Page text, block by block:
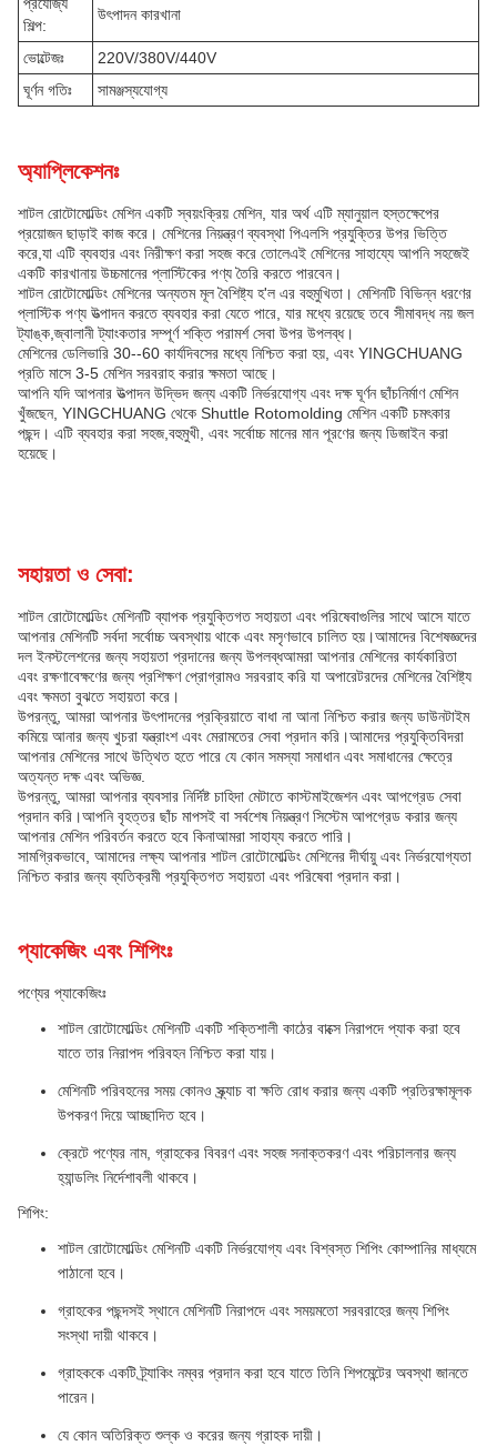
শিল্প:
উৎপাদন কারখানা
ভোল্টেজঃ
220V/380V/440V
ঘূর্ণন গতিঃ
সামঞ্জস্যযোগ্য
অ্যাপ্লিকেশনঃ
শাটল রোটোমোল্ডিং মেশিন একটি স্বয়ংক্রিয় মেশিন, যার অর্থ এটি ম্যানুয়াল হস্তক্ষেপের
প্রয়োজন ছাড়াই কাজ করে। মেশিনের নিয়ন্ত্রণ ব্যবস্থা পিএলসি প্রযুক্তির উপর ভিত্তি
করে,যা এটি ব্যবহার এবং নিরীক্ষণ করা সহজ করে তোলেএই মেশিনের সাহায্যে আপনি সহজেই
একটি কারখানায় উচ্চমানের প্লাস্টিকের পণ্য তৈরি করতে পারবেন।
শাটল রোটোমোল্ডিং মেশিনের অন্যতম মূল বৈশিষ্ট্য হ'ল এর বহুমুখিতা। মেশিনটি বিভিন্ন ধরণের
প্লাস্টিক পণ্য উত্পাদন করতে ব্যবহার করা যেতে পারে, যার মধ্যে রয়েছে তবে সীমাবদ্ধ নয় জল
ট্যাঙ্ক,জ্বালানী ট্যাংকতার সম্পূর্ণ শক্তি পরামর্শ সেবা উপর উপলব্ধ।
মেশিনের ডেলিভারি 30--60 কার্যদিবসের মধ্যে নিশ্চিত করা হয়, এবং YINGCHUANG
প্রতি মাসে 3-5 মেশিন সরবরাহ করার ক্ষমতা আছে।
আপনি যদি আপনার উত্পাদন উদ্ভিদ জন্য একটি নির্ভরযোগ্য এবং দক্ষ ঘূর্ণন ছাঁচনির্মাণ মেশিন
খুঁজছেন, YINGCHUANG থেকে Shuttle Rotomolding মেশিন একটি চমৎকার
পছন্দ। এটি ব্যবহার করা সহজ,বহুমুখী, এবং সর্বোচ্চ মানের মান পূরণের জন্য ডিজাইন করা
হয়েছে।
সহায়তা ও সেবা:
শাটল রোটোমোল্ডিং মেশিনটি ব্যাপক প্রযুক্তিগত সহায়তা এবং পরিষেবাগুলির সাথে আসে যাতে
আপনার মেশিনটি সর্বদা সর্বোচ্চ অবস্থায় থাকে এবং মসৃণভাবে চালিত হয়।আমাদের বিশেষজ্ঞদের
দল ইনস্টলেশনের জন্য সহায়তা প্রদানের জন্য উপলব্ধআমরা আপনার মেশিনের কার্যকারিতা
এবং রক্ষণাবেক্ষণের জন্য প্রশিক্ষণ প্রোগ্রামও সরবরাহ করি যা অপারেটরদের মেশিনের বৈশিষ্ট্য
এবং ক্ষমতা বুঝতে সহায়তা করে।
উপরন্তু, আমরা আপনার উৎপাদনের প্রক্রিয়াতে বাধা না আনা নিশ্চিত করার জন্য ডাউনটাইম
কমিয়ে আনার জন্য খুচরা যন্ত্রাংশ এবং মেরামতের সেবা প্রদান করি।আমাদের প্রযুক্তিবিদরা
আপনার মেশিনের সাথে উত্থিত হতে পারে যে কোন সমস্যা সমাধান এবং সমাধানের ক্ষেত্রে
অত্যন্ত দক্ষ এবং অভিজ্ঞ.
উপরন্তু, আমরা আপনার ব্যবসার নির্দিষ্ট চাহিদা মেটাতে কাস্টমাইজেশন এবং আপগ্রেড সেবা
প্রদান করি।আপনি বৃহত্তর ছাঁচ মাপসই বা সর্বশেষ নিয়ন্ত্রণ সিস্টেম আপগ্রেড করার জন্য
আপনার মেশিন পরিবর্তন করতে হবে কিনাআমরা সাহায্য করতে পারি।
সামগ্রিকভাবে, আমাদের লক্ষ্য আপনার শাটল রোটোমোল্ডিং মেশিনের দীর্ঘায়ু এবং নির্ভরযোগ্যতা
নিশ্চিত করার জন্য ব্যতিক্রমী প্রযুক্তিগত সহায়তা এবং পরিষেবা প্রদান করা।
প্যাকেজিং এবং শিপিংঃ
পণ্যের প্যাকেজিংঃ
শাটল রোটোমোল্ডিং মেশিনটি একটি শক্তিশালী কাঠের বাক্সে নিরাপদে প্যাক করা হবে
যাতে তার নিরাপদ পরিবহন নিশ্চিত করা যায়।
মেশিনটি পরিবহনের সময় কোনও স্ক্র্যাচ বা ক্ষতি রোধ করার জন্য একটি প্রতিরক্ষামূলক
উপকরণ দিয়ে আচ্ছাদিত হবে।
ক্রেটে পণ্যের নাম, গ্রাহকের বিবরণ এবং সহজ সনাক্তকরণ এবং পরিচালনার জন্য
হ্যান্ডলিং নির্দেশাবলী থাকবে।
শিপিং:
শাটল রোটোমোল্ডিং মেশিনটি একটি নির্ভরযোগ্য এবং বিশ্বস্ত শিপিং কোম্পানির মাধ্যমে
পাঠানো হবে।
গ্রাহকের পছন্দসই স্থানে মেশিনটি নিরাপদে এবং সময়মতো সরবরাহের জন্য শিপিং
সংস্থা দায়ী থাকবে।
গ্রাহককে একটি ট্র্যাকিং নম্বর প্রদান করা হবে যাতে তিনি শিপমেন্টের অবস্থা জানতে
পারেন।
যে কোন অতিরিক্ত শুল্ক ও করের জন্য গ্রাহক দায়ী।